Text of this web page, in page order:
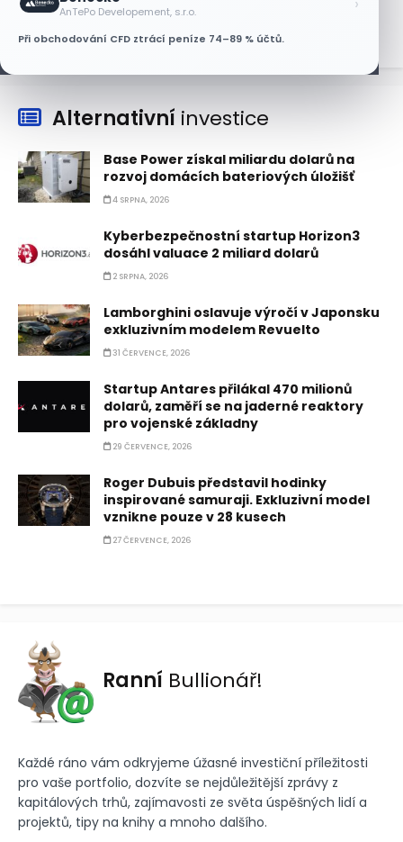
AnTePo Developement, s.r.o.
Při obchodování CFD ztrácí peníze 74–89 % účtů.
7 SRPNA, 2026
Alternativní investice
Base Power získal miliardu dolarů na
rozvoj domácích bateriových úložišť
4 SRPNA, 2026
Kyberbezpečnostní startup Horizon3
dosáhl valuace 2 miliard dolarů
2 SRPNA, 2026
Lamborghini oslavuje výročí v Japonsku
exkluzivním modelem Revuelto
31 ČERVENCE, 2026
Startup Antares přilákal 470 milionů
dolarů, zaměří se na jaderné reaktory
pro vojenské základny
29 ČERVENCE, 2026
Roger Dubuis představil hodinky
inspirované samuraji. Exkluzivní model
vznikne pouze v 28 kusech
27 ČERVENCE, 2026
Ranní Bullionář!
Každé ráno vám odkryjeme úžasné investiční příležitosti
pro vaše portfolio, dozvíte se nejdůležitější zprávy z
kapitálových trhů, zajímavosti ze světa úspěšných lidí a
projektů, tipy na knihy a mnoho dalšího.